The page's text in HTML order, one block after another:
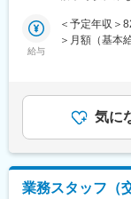
充に取り組ん
実行・管理す
ェイブ対応、
・パートアウ
※ご本人のご
望に応じてフ
給与
＜予定年収＞
＞月額（基本
可能性があり
気に
業務スタッフ（